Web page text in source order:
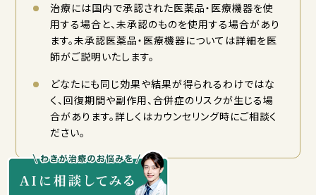
治療には国内で承認された医薬品・医療機器を使
用する場合と、未承認のものを使用する場合があり
ます。未承認医薬品・医療機器については詳細を医
師がご説明いたします。
どなたにも同じ効果や結果が得られるわけではな
く、回復期間や副作用、合併症のリスクが生じる場
合があります。詳しくはカウンセリング時にご相談く
ださい。